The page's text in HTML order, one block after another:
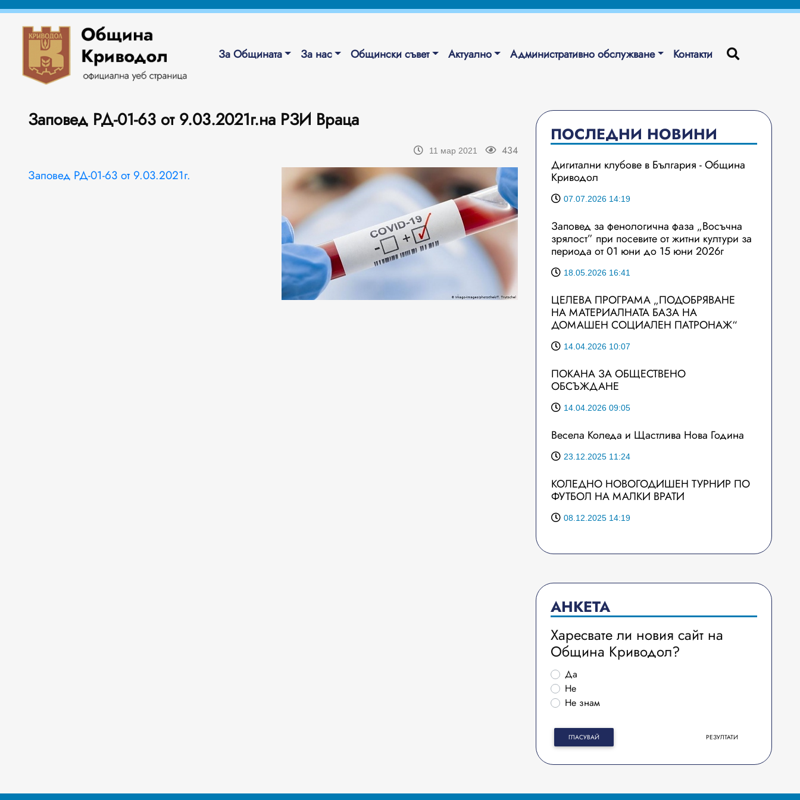
За Общината За нас Общински съвет Актуално Административно обслужване Контакти
Заповед РД-01-63 от 9.03.2021г.на РЗИ Враца
11 мар 2021 434
Заповед РД-01-63 от 9.03.2021г.
ПОСЛЕДНИ НОВИНИ
Дигитални клубове в България - Община
Криводол
07.07.2026 14:19
Заповед за фенологична фаза „Восъчна
зрялост” при посевите от житни култури за
периода от 01 юни до 15 юни 2026г
18.05.2026 16:41
ЦЕЛЕВА ПРОГРАМА „ПОДОБРЯВАНЕ
НА МАТЕРИАЛНАТА БАЗА НА
ДОМАШЕН СОЦИАЛЕН ПАТРОНАЖ“
14.04.2026 10:07
ПОКАНА ЗА ОБЩЕСТВЕНО
ОБСЪЖДАНЕ
14.04.2026 09:05
Весела Коледа и Щастлива Нова Година
23.12.2025 11:24
КОЛЕДНО НОВОГОДИШЕН ТУРНИР ПО
ФУТБОЛ НА МАЛКИ ВРАТИ
08.12.2025 14:19
АНКЕТА
Харесвате ли новия сайт на
Община Криводол?
Да
Не
Не знам
ГЛАСУВАЙ РЕЗУЛТАТИ